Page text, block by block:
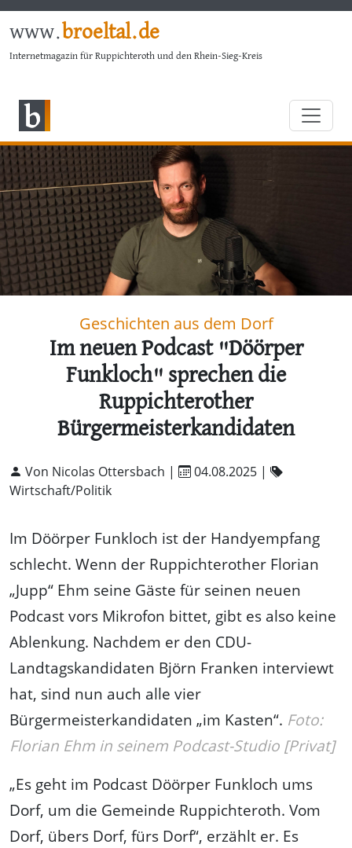
www.broeltal.de
Internetmagazin für Ruppichteroth und den Rhein-Sieg-Kreis
Geschichten aus dem Dorf
Im neuen Podcast "Döörper
Funkloch" sprechen die
Ruppichterother
Bürgermeisterkandidaten
Von Nicolas Ottersbach | 04.08.2025 |
Wirtschaft/Politik
Im Döörper Funkloch ist der Handyempfang
schlecht. Wenn der Ruppichterother Florian
„Jupp“ Ehm seine Gäste für seinen neuen
Podcast vors Mikrofon bittet, gibt es also keine
Ablenkung. Nachdem er den CDU-
Landtagskandidaten Björn Franken interviewt
hat, sind nun auch alle vier
Bürgermeisterkandidaten „im Kasten“. Foto:
Florian Ehm in seinem Podcast-Studio [Privat]
„Es geht im Podcast Döörper Funkloch ums
Dorf, um die Gemeinde Ruppichteroth. Vom
Dorf, übers Dorf, fürs Dorf“, erzählt er. Es